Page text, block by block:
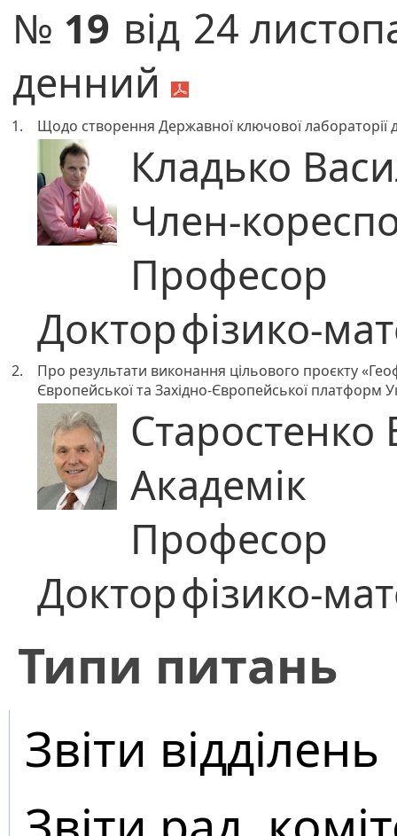
№ 19 від 24
денний
1. Щодо створення Державної ключової лабораторії
Кладько
Член-
Професор
Докторфізико-
2.
Про результати виконання цільового проєкту
Європейської та Західно-Європейської платформ
Старостенко
Академік
Професор
Докторфізико-
​Типи питань
Звіти відділень